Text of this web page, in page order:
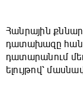
Հանրային
դատախազը
դատարանում
ելույթով՝